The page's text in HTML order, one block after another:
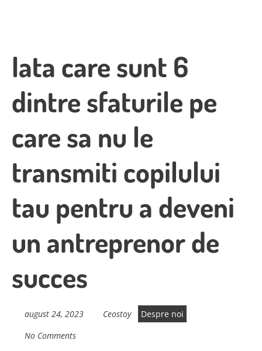
Iata care sunt 6
dintre sfaturile pe
care sa nu le
transmiti copilului
tau pentru a deveni
un antreprenor de
succes
august 24, 2023 Ceostoy
Despre noi
No Comments